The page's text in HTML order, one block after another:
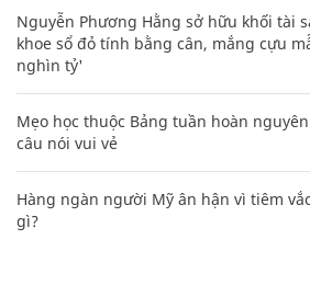
Nguyễn Phương Hằng sở hữu khối tài
khoe sổ đỏ tính bằng cân, mắng cựu
nghìn tỷ'
Mẹo học thuộc Bảng tuần hoàn
câu nói vui vẻ
Hàng ngàn người Mỹ ân hận vì tiêm
gì?